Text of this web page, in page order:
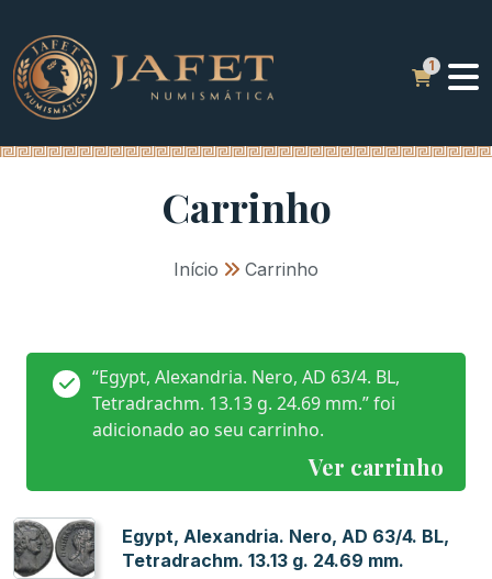
Carrinho
Início » Carrinho
Ver carrinho
“Egypt, Alexandria. Nero, AD 63/4. BL,
Tetradrachm. 13.13 g. 24.69 mm.” foi
adicionado ao seu carrinho.
Egypt, Alexandria. Nero, AD 63/4. BL,
Tetradrachm. 13.13 g. 24.69 mm.